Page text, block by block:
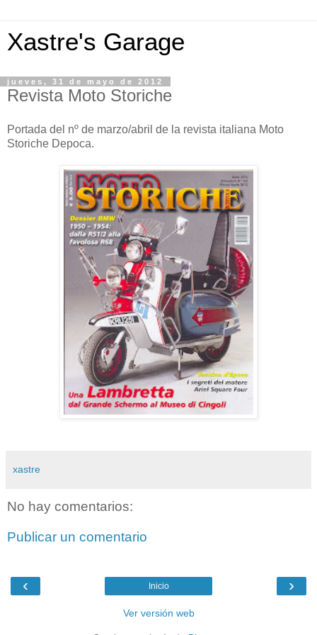
Xastre's Garage
jueves, 31 de mayo de 2012
Revista Moto Storiche
Portada del nº de marzo/abril de la revista italiana Moto
Storiche Depoca.
xastre
No hay comentarios:
Publicar un comentario
‹ ›
Inicio
Ver versión web